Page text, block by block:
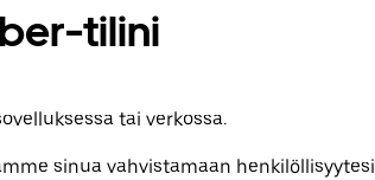
tilini
tai verkossa.
sinua vahvistamaan